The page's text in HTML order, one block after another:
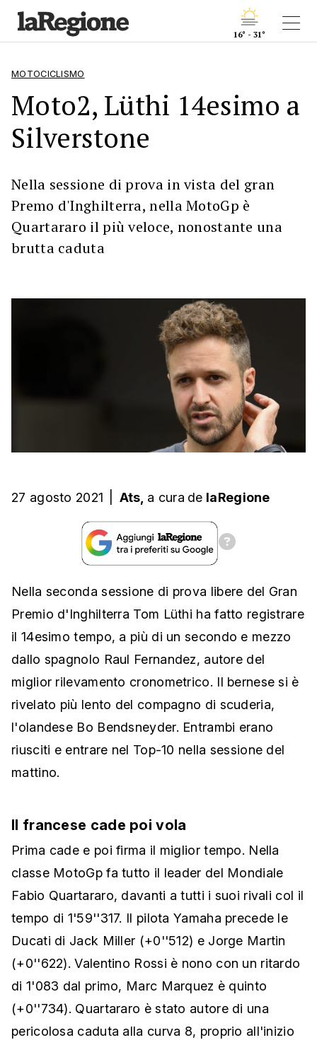
16° - 31°
MOTOCICLISMO
Moto2, Lüthi 14esimo a
Silverstone
Nella sessione di prova in vista del gran
Premo d'Inghilterra, nella MotoGp è
Quartararo il più veloce, nonostante una
brutta caduta
27 agosto 2021 Ats, a cura de laRegione
Nella seconda sessione di prova libere del Gran
Premio d'Inghilterra Tom Lüthi ha fatto registrare
il 14esimo tempo, a più di un secondo e mezzo
dallo spagnolo Raul Fernandez, autore del
miglior rilevamento cronometrico. Il bernese si è
rivelato più lento del compagno di scuderia,
l'olandese Bo Bendsneyder. Entrambi erano
riusciti e entrare nel Top-10 nella sessione del
mattino.
Il francese cade poi vola
Prima cade e poi firma il miglior tempo. Nella
classe MotoGp fa tutto il leader del Mondiale
Fabio Quartararo, davanti a tutti i suoi rivali col il
tempo di 1'59''317. Il pilota Yamaha precede le
Ducati di Jack Miller (+0''512) e Jorge Martin
(+0''622). Valentino Rossi è nono con un ritardo
di 1'083 dal primo, Marc Marquez è quinto
(+0''734). Quartararo è stato autore di una
pericolosa caduta alla curva 8, proprio all'inizio